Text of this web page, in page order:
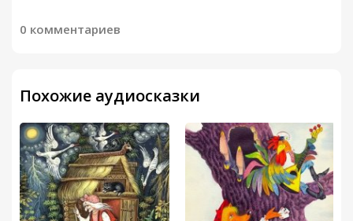
0 комментариев
Похожие аудиосказки